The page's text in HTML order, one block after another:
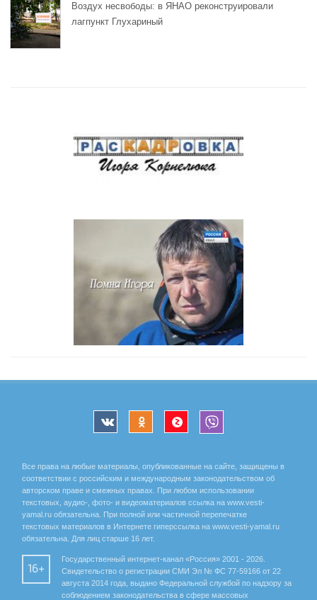
Воздух несвободы: в ЯНАО реконструировали
лагпункт Глухариный
Все права на любые материалы, опубликованные на сайте, защищены в
соответствии с российским и международным законодательством об
авторском праве и смежных правах. При любом использовании
текстовых, аудио-, фото- и видеоматериалов ссылка на www.vesti-
yamal.ru обязательна. При полной или частичной перепечатке
текстовых материалов в Интернете гиперссылка на www.vesti-yamal.ru
обязательна. Для лиц старше 16 лет.
16+
Государственный интернет-канал «Россия» 2001 - 2026.
Свидетельство о регистрации СМИ Эл № ФС 77-59166 от 22
августа 2014 года, выдано Федеральной службой по надзору за
соблюдением законодательства в сфере массовых